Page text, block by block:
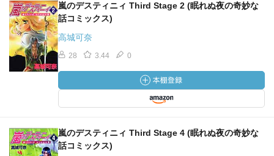
嵐のデスティニィ Third Stage 2 (眠れぬ夜の奇妙な
話コミックス)
高城可奈
28 3.44 0
嵐のデスティニィ Third Stage 4 (眠れぬ夜の奇妙な
話コミックス)